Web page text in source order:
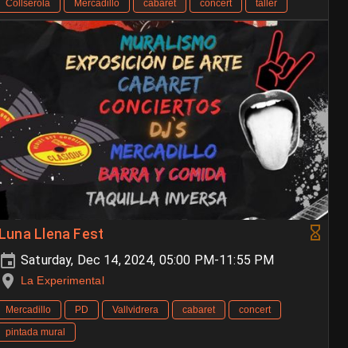
Collserola Mercadillo cabaret concert taller
Luna Llena Fest
Saturday, Dec 14, 2024, 05:00 PM-11:55 PM
La Experimental
Mercadillo PD Vallvidrera cabaret
concert
pintada mural